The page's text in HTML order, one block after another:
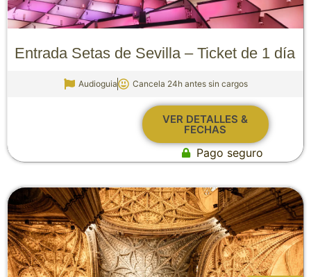
Entrada Setas de Sevilla – Ticket de 1 día
Audioguia Cancela 24h antes sin cargos
VER DETALLES &
FECHAS
Pago seguro